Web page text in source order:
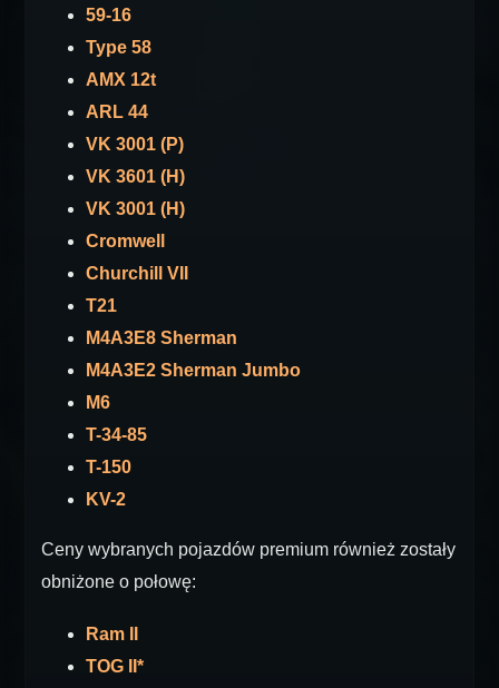
59-16
Type 58
AMX 12t
ARL 44
VK 3001 (P)
VK 3601 (H)
VK 3001 (H)
Cromwell
Churchill VII
T21
M4A3E8 Sherman
M4A3E2 Sherman Jumbo
M6
T-34-85
T-150
KV-2
Ceny wybranych pojazdów premium również zostały
obniżone o połowę:
Ram II
TOG II*